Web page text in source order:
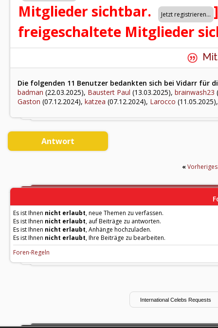
Mitglieder sichtbar.
]
freigeschaltete Mitglieder
Die folgenden 11 Benutzer bedankten sich bei Vidarr für
badman (22.03.2025), Baustert Paul (13.03.2025), brainwash23
Gaston (07.12.2024), katzea (07.12.2024), Larocco
Antwort
«
Es ist Ihnen nicht erlaubt, neue Themen zu verfassen.
Es ist Ihnen nicht erlaubt, auf Beiträge zu antworten.
Es ist Ihnen nicht erlaubt, Anhänge hochzuladen.
Es ist Ihnen nicht erlaubt, Ihre Beiträge zu bearbeiten.
Foren-Regeln